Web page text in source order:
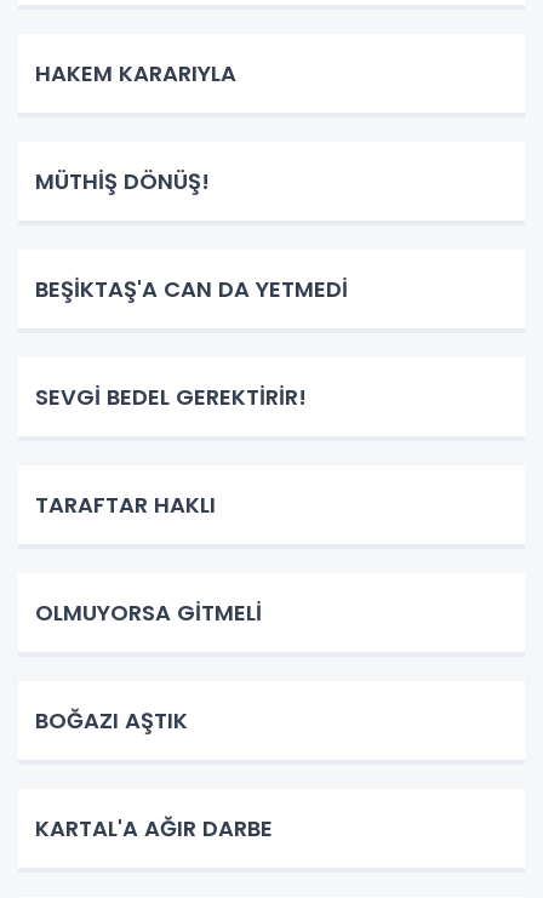
HAKEM KARARIYLA
MÜTHİŞ DÖNÜŞ!
BEŞİKTAŞ'A CAN DA YETMEDİ
SEVGİ BEDEL GEREKTİRİR!
TARAFTAR HAKLI
OLMUYORSA GİTMELİ
BOĞAZI AŞTIK
KARTAL'A AĞIR DARBE